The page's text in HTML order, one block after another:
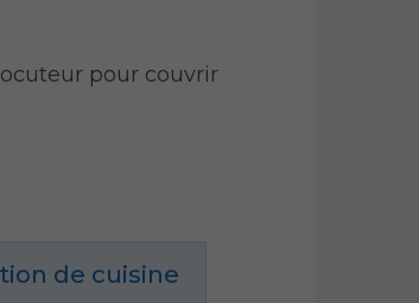
pour couvrir
de cuisine